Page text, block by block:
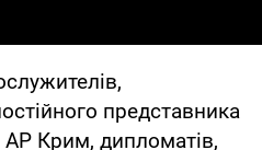
представника
АР Крим, дипломатів,